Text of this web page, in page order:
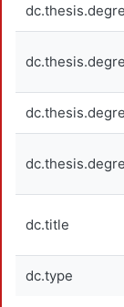
dc.title
dc.type